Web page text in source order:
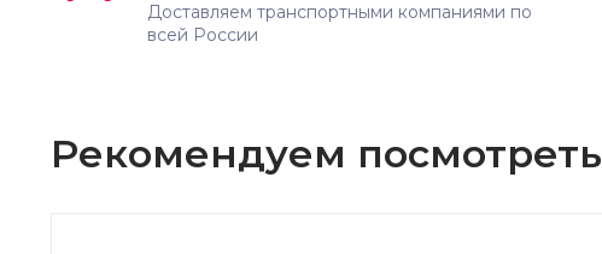
Доставляем транспортными компаниями по
всей России
Рекомендуем посмотреть